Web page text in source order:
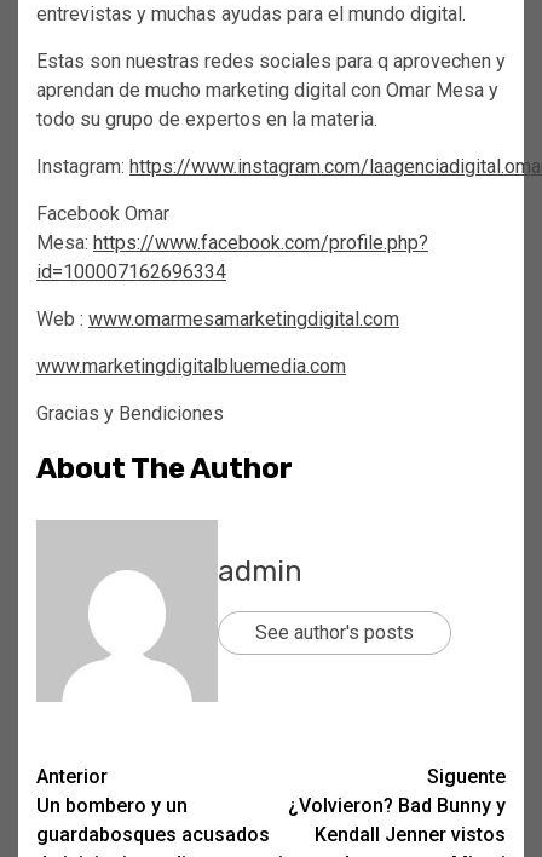
entrevistas y muchas ayudas para el mundo digital.
Estas son nuestras redes sociales para q aprovechen y
aprendan de mucho marketing digital con Omar Mesa y
todo su grupo de expertos en la materia.
Instagram: https://www.instagram.com/
Facebook Omar
Mesa: https://www.facebook.com/profile.php?
id=100007162696334
Web : www.omarmesamarketingdigital.com
www.marketingdigitalbluemedia.com
Gracias y Bendiciones
About The Author
admin
See author's posts
Post
navigation
Anterior
Un bombero y un
guardabosques acusados
Siguente
¿Volvieron? Bad Bunny y
Kendall Jenner vistos